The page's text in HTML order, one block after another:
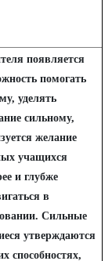
появляется
помогать
уделять
сильному,
желание
учащихся
и глубже
в
Сильные
утверждаются
способностях,